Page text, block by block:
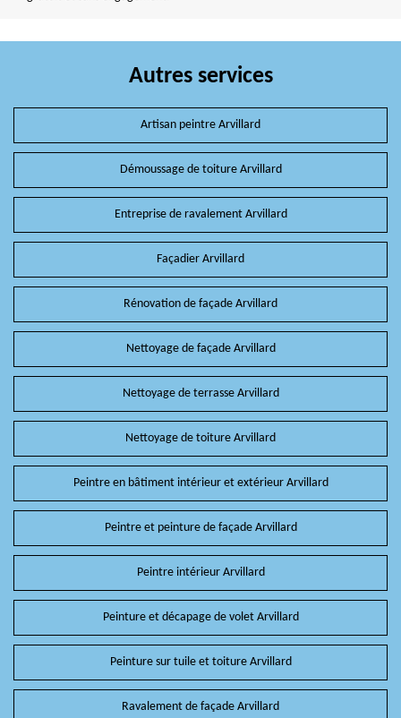
Autres services
Artisan peintre Arvillard
Démoussage de toiture Arvillard
Entreprise de ravalement Arvillard
Façadier Arvillard
Rénovation de façade Arvillard
Nettoyage de façade Arvillard
Nettoyage de terrasse Arvillard
Nettoyage de toiture Arvillard
Peintre en bâtiment intérieur et extérieur Arvillard
Peintre et peinture de façade Arvillard
Peintre intérieur Arvillard
Peinture et décapage de volet Arvillard
Peinture sur tuile et toiture Arvillard
Ravalement de façade Arvillard